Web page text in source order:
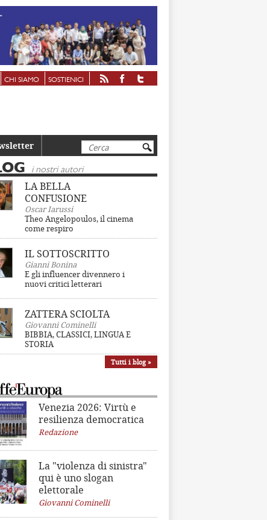
CHI SIAMO SOSTIENICI
Cerca
i nostri autori
LA BELLA
CONFUSIONE
Oscar Iarussi
Theo Angelopoulos, il cinema
come respiro
IL SOTTOSCRITTO
Gianni Bonina
E gli influencer divennero i
nuovi critici letterari
ZATTERA SCIOLTA
Giovanni Cominelli
BIBBIA, CLASSICI, LINGUA E
STORIA
Tutti i blog »
Venezia 2026: Virtù e
resilienza democratica
Redazione
La "violenza di sinistra"
qui è uno slogan
elettorale
Giovanni Cominelli